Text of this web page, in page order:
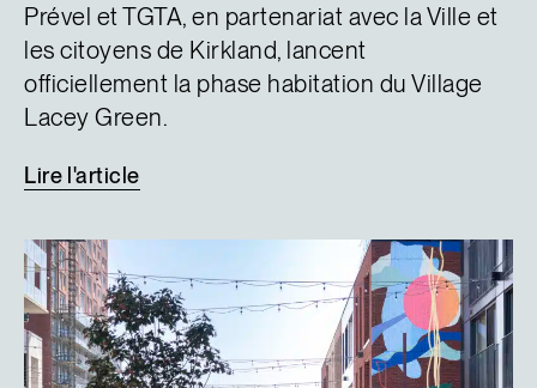
Prével et TGTA, en partenariat avec la Ville et
les citoyens de Kirkland, lancent
officiellement la phase habitation du Village
Lacey Green.
Lire l'article